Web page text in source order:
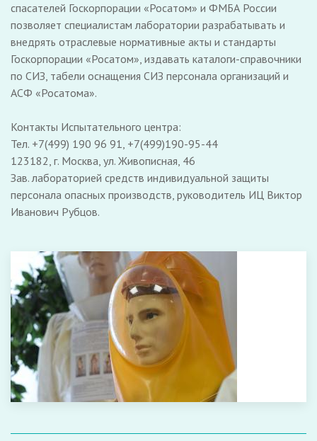
спасателей Госкорпорации «Росатом» и ФМБА России
позволяет специалистам лаборатории разрабатывать и
внедрять отраслевые нормативные акты и стандарты
Госкорпорации «Росатом», издавать каталоги-справочники
по СИЗ, табели оснащения СИЗ персонала организаций и
АСФ «Росатома».
Контакты Испытательного центра:
Тел. +7(499) 190 96 91, +7(499)190-95-44
123182, г. Москва, ул. Живописная, 46
Зав. лабораторией средств индивидуальной защиты
персонала опасных производств, руководитель ИЦ Виктор
Иванович Рубцов.